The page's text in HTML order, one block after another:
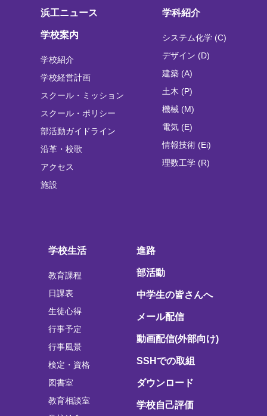
浜工ニュース
学校案内
学校紹介
学校経営計画
スクール・ミッション
スクール・ポリシー
部活動ガイドライン
沿革・校歌
アクセス
施設
学科紹介
システム化学 (C)
デザイン (D)
建築 (A)
土木 (P)
機械 (M)
電気 (E)
情報技術 (Ei)
理数工学 (R)
学校生活
教育課程
日課表
生徒心得
行事予定
行事風景
検定・資格
図書室
教育相談室
進路
部活動
中学生の皆さんへ
メール配信
動画配信(外部向け)
SSHでの取組
ダウンロード
学校自己評価